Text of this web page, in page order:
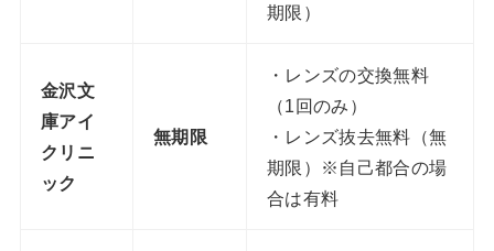
期限）
金沢文
庫アイ
クリニ
ック
無期限
・レンズの交換無料
（1回のみ）
・レンズ抜去無料（無
期限）※自己都合の場
合は有料